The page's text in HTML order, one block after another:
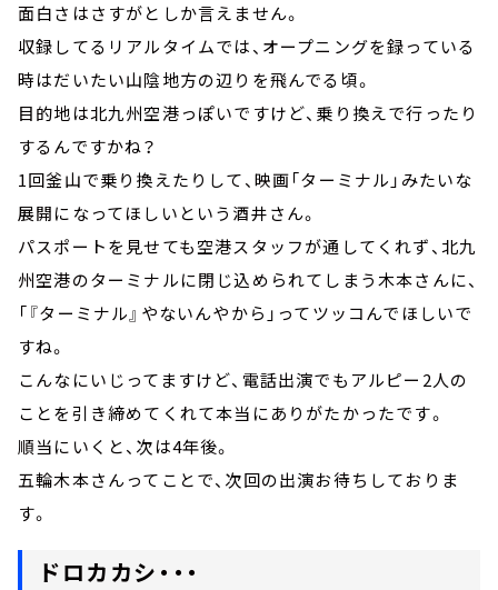
面白さはさすがとしか言えません。
収録してるリアルタイムでは、オープニングを録っている
時はだいたい山陰地方の辺りを飛んでる頃。
目的地は北九州空港っぽいですけど、乗り換えで行ったり
するんですかね？
1回釜山で乗り換えたりして、映画「ターミナル」みたいな
展開になってほしいという酒井さん。
パスポートを見せても空港スタッフが通してくれず、北九
州空港のターミナルに閉じ込められてしまう木本さんに、
「『ターミナル』やないんやから」ってツッコんでほしいで
すね。
こんなにいじってますけど、電話出演でもアルピー2人の
ことを引き締めてくれて本当にありがたかったです。
順当にいくと、次は4年後。
五輪木本さんってことで、次回の出演お待ちしておりま
す。
ドロカカシ・・・